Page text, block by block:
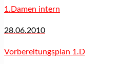
1.Damen intern
28.06.2010
Vorbereitungsplan 1.D